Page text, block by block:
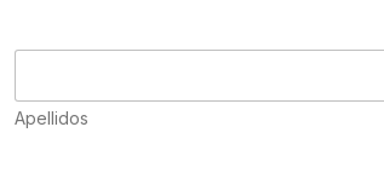
Apellidos